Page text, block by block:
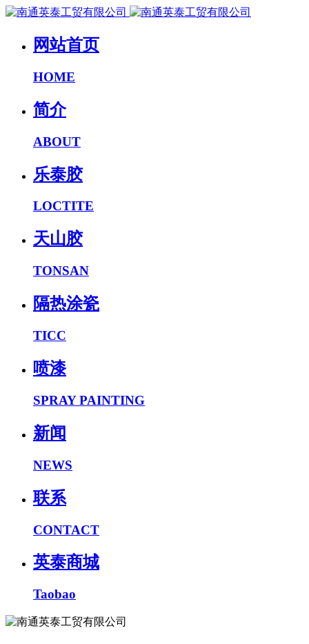
网站首页
HOME
简介
ABOUT
乐泰胶
LOCTITE
天山胶
TONSAN
隔热涂瓷
TICC
喷漆
SPRAY PAINTING
新闻
NEWS
联系
CONTACT
英泰商城
Taobao